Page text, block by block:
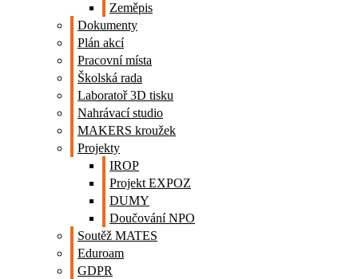
Zeměpis
Dokumenty
Plán akcí
Pracovní místa
Školská rada
Laboratoř 3D tisku
Nahrávací studio
MAKERS kroužek
Projekty
IROP
Projekt EXPOZ
DUMY
Doučování NPO
Soutěž MATES
Eduroam
GDPR